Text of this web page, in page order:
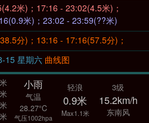
- 10:35(4.2米)；17:16 - 23:02(4.5米)；
- 17:16(0.9米)；23:02 - 23:59(??米)
分)；13:16 - 17:16(57.5分)；
8-15 星期六 曲线图
小雨
气温
28.27°C
气压1002hpa
轻浪
0.9米
Max1.1米
3级
15.2km/h
东南风